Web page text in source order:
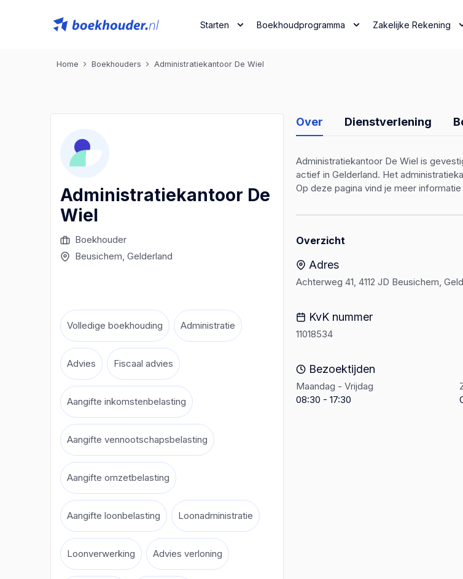
Starten Boekhoudprogramma Zakelijke Rekening
Home Boekhouders Administratiekantoor De Wiel
Administratiekantoor De
Wiel
Boekhouder
Beusichem, Gelderland
Volledige boekhouding Administratie
Advies Fiscaal advies
Aangifte inkomstenbelasting
Aangifte vennootschapsbelasting
Aangifte omzetbelasting
Aangifte loonbelasting Loonadministratie
Loonverwerking Advies verloning
Over Dienstverlening
Administratiekantoor De Wiel is
actief in Gelderland. Het
Op deze pagina vind je meer
Overzicht
Adres
Achterweg 41, 4112 JD Beusichem,
KvK nummer
11018534
Bezoektijden
Maandag - Vrijdag
08:30 - 17:30